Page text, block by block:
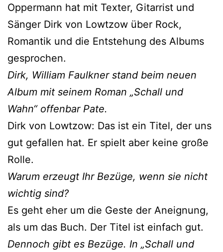
Oppermann hat mit Texter, Gitarrist und
Sänger Dirk von Lowtzow über Rock,
Romantik und die Entstehung des Albums
gesprochen.
Dirk, William Faulkner stand beim neuen
Album mit seinem Roman „Schall und
Wahn“ offenbar Pate.
Dirk von Lowtzow: Das ist ein Titel, der uns
gut gefallen hat. Er spielt aber keine große
Rolle.
Warum erzeugt Ihr Bezüge, wenn sie nicht
wichtig sind?
Es geht eher um die Geste der Aneignung,
als um das Buch. Der Titel ist einfach gut.
Dennoch gibt es Bezüge. In „Schall und